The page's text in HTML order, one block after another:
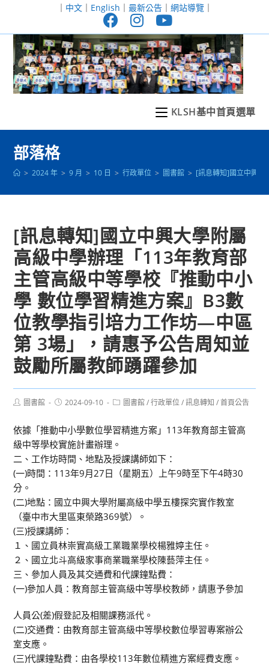
至
｜ 中文｜ English ｜ 最新公告｜ 網站導覽｜
KLSH基中首頁選單
部落格
> 2024 年 > 9 月 > 10 日 > 行政單位 > 圖書館 > [訊息轉知]國立中興大
[訊息轉知]國立中興大學附屬
高級中學辦理「113年教育部
主管高級中等學校『推動中小
學 數位學習精進方案』B3數
位教學指引培力工作坊—中區
第 3場」，請惠予公告周知並
鼓勵所屬教師踴躍參加
Post圖書館
Post2024-09-10
Post圖書館 / 行政單位 / 訊息轉知 / 首頁公告
依據「推動中小學數位學習精進方案」113年教育部主管高
級中等學校實施計畫辦理。
二、工作坊時間、地點及授課講師如下：
(一)時間：113年9月27日（星期五）上午9時至下午4時30
分。
(二)地點：國立中興大學附屬高級中學五樓探究實作教室
（臺中市大里區東榮路369號）。
(三)授課講師：
１、國立員林崇實高級工業職業學校楊雅婷主任。
２、國立北斗高級家事商業職業學校陳藝萍主任。
三、參加人員及其交通費和代課鐘點費：
(一)參加人員：教育部主管高級中等學校教師，請惠予參加
人員公(差)假登記及相關課務派代。
(二)交通費：由教育部主管高級中等學校數位學習專案辦公
室支應。
(三)代課鐘點費：由各學校113年數位精進方案經費支應。